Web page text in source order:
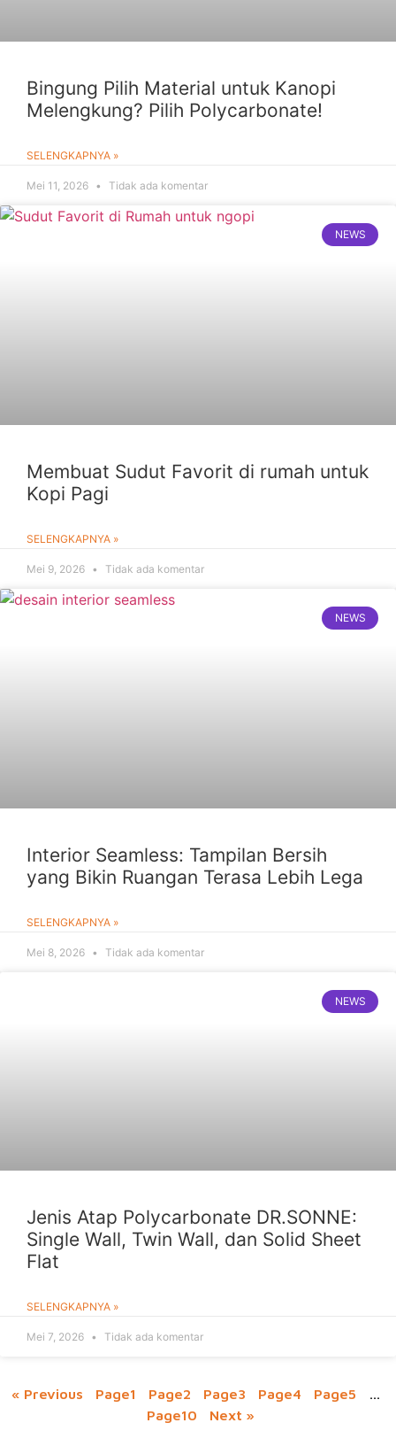
Bingung Pilih Material untuk Kanopi
Melengkung? Pilih Polycarbonate!
SELENGKAPNYA »
Mei 11, 2026 Tidak ada komentar
NEWS
Membuat Sudut Favorit di rumah untuk
Kopi Pagi
SELENGKAPNYA »
Mei 9, 2026 Tidak ada komentar
NEWS
Interior Seamless: Tampilan Bersih
yang Bikin Ruangan Terasa Lebih Lega
SELENGKAPNYA »
Mei 8, 2026 Tidak ada komentar
NEWS
Jenis Atap Polycarbonate DR.SONNE:
Single Wall, Twin Wall, dan Solid Sheet
Flat
SELENGKAPNYA »
Mei 7, 2026 Tidak ada komentar
« Previous Page1 Page2 Page3 Page4 Page5
…
Page10 Next »